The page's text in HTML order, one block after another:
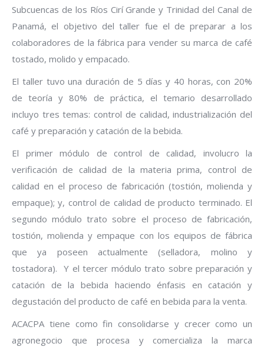
Subcuencas de los Ríos Cirí Grande y Trinidad del Canal de
Panamá, el objetivo del taller fue el de preparar a los
colaboradores de la fábrica para vender su marca de café
tostado, molido y empacado.
El taller tuvo una duración de 5 días y 40 horas, con 20%
de teoría y 80% de práctica, el temario desarrollado
incluyo tres temas: control de calidad, industrialización del
café y preparación y catación de la bebida.
El primer módulo de control de calidad, involucro la
verificación de calidad de la materia prima, control de
calidad en el proceso de fabricación (tostión, molienda y
empaque); y, control de calidad de producto terminado. El
segundo módulo trato sobre el proceso de fabricación,
tostión, molienda y empaque con los equipos de fábrica
que ya poseen actualmente (selladora, molino y
tostadora). Y el tercer módulo trato sobre preparación y
catación de la bebida haciendo énfasis en catación y
degustación del producto de café en bebida para la venta.
ACACPA tiene como fin consolidarse y crecer como un
agronegocio que procesa y comercializa la marca